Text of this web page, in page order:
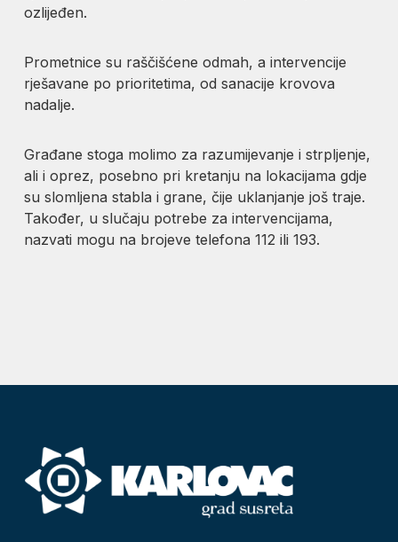
ozlijeđen.
Prometnice su raščišćene odmah, a intervencije
rješavane po prioritetima, od sanacije krovova
nadalje.
Građane stoga molimo za razumijevanje i strpljenje,
ali i oprez, posebno pri kretanju na lokacijama gdje
su slomljena stabla i grane, čije uklanjanje još traje.
Također, u slučaju potrebe za intervencijama,
nazvati mogu na brojeve telefona 112 ili 193.